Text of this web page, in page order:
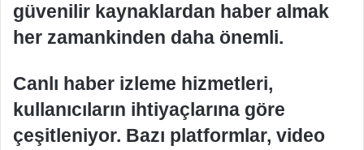
güvenilir kaynaklardan haber almak
her zamankinden daha önemli.
Canlı haber izleme hizmetleri,
kullanıcıların ihtiyaçlarına göre
çeşitleniyor. Bazı platformlar, video